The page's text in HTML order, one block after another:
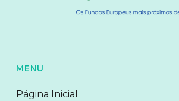
MENU
Página Inicial